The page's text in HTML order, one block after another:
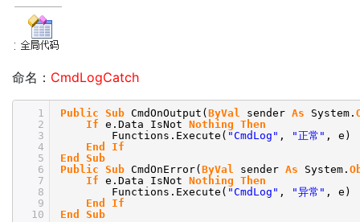
命名： CmdLogCatch
1
2
3
4
5
6
7
8
9
10
Public Sub CmdOnOutput( ByVal sender As System.
If e.Data IsNot Nothing Then
Functions.Execute( "CmdLog" , "正常" , e)
End
If
End
Sub
Public Sub CmdOnError( ByVal sender As System.
If e.Data IsNot Nothing Then
Functions.Execute( "CmdLog" , "异常" , e)
End
If
End
Sub